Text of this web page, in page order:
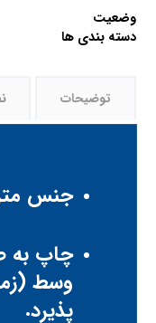
وضعیت
دسته بندی ها
توضیحات
جنس متریال :
چاپ به
وسط
پذیرد.